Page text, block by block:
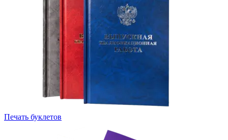
Печать буклетов